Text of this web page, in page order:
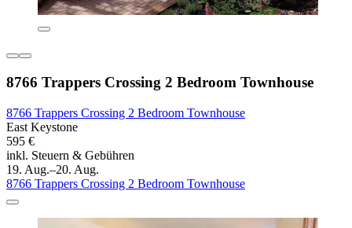
8766 Trappers Crossing 2 Bedroom Townhouse
8766 Trappers Crossing 2 Bedroom Townhouse
East Keystone
595 €
inkl. Steuern & Gebühren
19. Aug.–20. Aug.
8766 Trappers Crossing 2 Bedroom Townhouse